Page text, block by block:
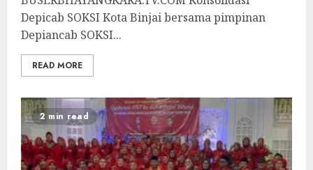
Depicab SOKSI Kota Binjai bersama pimpinan
Depiancab SOKSI...
READ MORE
2 min read